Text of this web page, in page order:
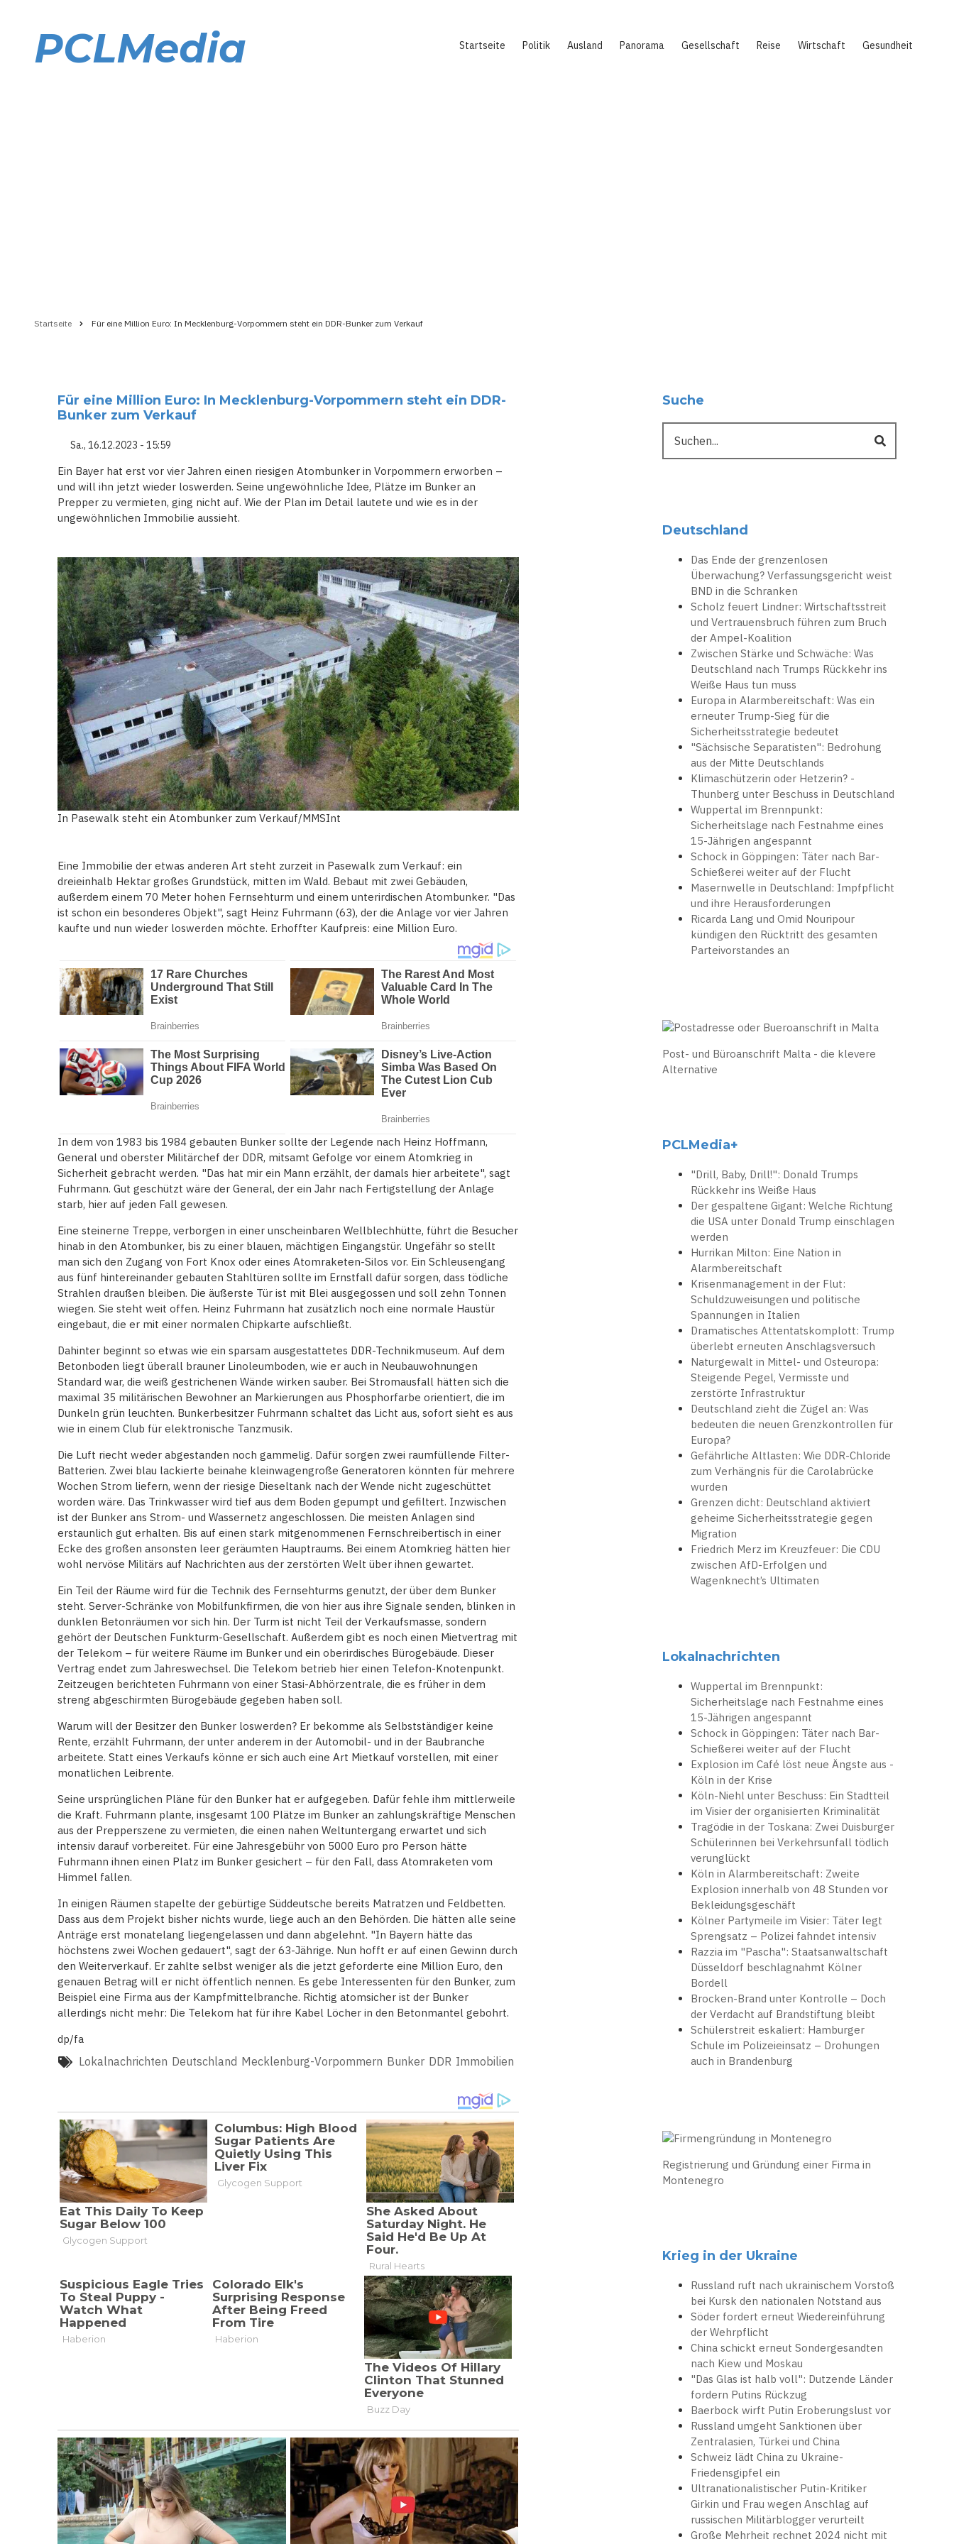
PCLMedia Startseite Politik Ausland Panorama Gesellschaft Reise Wirtschaft Gesundheit
Startseite Für eine Million Euro: In Mecklenburg-Vorpommern steht ein DDR-Bunker zum Verkauf
Für eine Million Euro: In Mecklenburg-Vorpommern steht ein DDR-
Bunker zum Verkauf
Sa., 16.12.2023 - 15:59
Ein Bayer hat erst vor vier Jahren einen riesigen Atombunker in Vorpommern erworben –
und will ihn jetzt wieder loswerden. Seine ungewöhnliche Idee, Plätze im Bunker an
Prepper zu vermieten, ging nicht auf. Wie der Plan im Detail lautete und wie es in der
ungewöhnlichen Immobilie aussieht.
In Pasewalk steht ein Atombunker zum Verkauf/MMSInt
Eine Immobilie der etwas anderen Art steht zurzeit in Pasewalk zum Verkauf: ein
dreieinhalb Hektar großes Grundstück, mitten im Wald. Bebaut mit zwei Gebäuden,
außerdem einem 70 Meter hohen Fernsehturm und einem unterirdischen Atombunker. "Das
ist schon ein besonderes Objekt", sagt Heinz Fuhrmann (63), der die Anlage vor vier Jahren
kaufte und nun wieder loswerden möchte. Erhoffter Kaufpreis: eine Million Euro.
In dem von 1983 bis 1984 gebauten Bunker sollte der Legende nach Heinz Hoffmann,
General und oberster Militärchef der DDR, mitsamt Gefolge vor einem Atomkrieg in
Sicherheit gebracht werden. "Das hat mir ein Mann erzählt, der damals hier arbeitete", sagt
Fuhrmann. Gut geschützt wäre der General, der ein Jahr nach Fertigstellung der Anlage
starb, hier auf jeden Fall gewesen.
Eine steinerne Treppe, verborgen in einer unscheinbaren Wellblechhütte, führt die Besucher
hinab in den Atombunker, bis zu einer blauen, mächtigen Eingangstür. Ungefähr so stellt
man sich den Zugang von Fort Knox oder eines Atomraketen-Silos vor. Ein Schleusengang
aus fünf hintereinander gebauten Stahltüren sollte im Ernstfall dafür sorgen, dass tödliche
Strahlen draußen bleiben. Die äußerste Tür ist mit Blei ausgegossen und soll zehn Tonnen
wiegen. Sie steht weit offen. Heinz Fuhrmann hat zusätzlich noch eine normale Haustür
eingebaut, die er mit einer normalen Chipkarte aufschließt.
Dahinter beginnt so etwas wie ein sparsam ausgestattetes DDR-Technikmuseum. Auf dem
Betonboden liegt überall brauner Linoleumboden, wie er auch in Neubauwohnungen
Standard war, die weiß gestrichenen Wände wirken sauber. Bei Stromausfall hätten sich die
maximal 35 militärischen Bewohner an Markierungen aus Phosphorfarbe orientiert, die im
Dunkeln grün leuchten. Bunkerbesitzer Fuhrmann schaltet das Licht aus, sofort sieht es aus
wie in einem Club für elektronische Tanzmusik.
Die Luft riecht weder abgestanden noch gammelig. Dafür sorgen zwei raumfüllende Filter-
Batterien. Zwei blau lackierte beinahe kleinwagengroße Generatoren könnten für mehrere
Wochen Strom liefern, wenn der riesige Dieseltank nach der Wende nicht zugeschüttet
worden wäre. Das Trinkwasser wird tief aus dem Boden gepumpt und gefiltert. Inzwischen
ist der Bunker ans Strom- und Wassernetz angeschlossen. Die meisten Anlagen sind
erstaunlich gut erhalten. Bis auf einen stark mitgenommenen Fernschreibertisch in einer
Ecke des großen ansonsten leer geräumten Hauptraums. Bei einem Atomkrieg hätten hier
wohl nervöse Militärs auf Nachrichten aus der zerstörten Welt über ihnen gewartet.
Ein Teil der Räume wird für die Technik des Fernsehturms genutzt, der über dem Bunker
steht. Server-Schränke von Mobilfunkfirmen, die von hier aus ihre Signale senden, blinken in
dunklen Betonräumen vor sich hin. Der Turm ist nicht Teil der Verkaufsmasse, sondern
gehört der Deutschen Funkturm-Gesellschaft. Außerdem gibt es noch einen Mietvertrag mit
der Telekom – für weitere Räume im Bunker und ein oberirdisches Bürogebäude. Dieser
Vertrag endet zum Jahreswechsel. Die Telekom betrieb hier einen Telefon-Knotenpunkt.
Zeitzeugen berichteten Fuhrmann von einer Stasi-Abhörzentrale, die es früher in dem
streng abgeschirmten Bürogebäude gegeben haben soll.
Warum will der Besitzer den Bunker loswerden? Er bekomme als Selbstständiger keine
Rente, erzählt Fuhrmann, der unter anderem in der Automobil- und in der Baubranche
arbeitete. Statt eines Verkaufs könne er sich auch eine Art Mietkauf vorstellen, mit einer
monatlichen Leibrente.
Seine ursprünglichen Pläne für den Bunker hat er aufgegeben. Dafür fehle ihm mittlerweile
die Kraft. Fuhrmann plante, insgesamt 100 Plätze im Bunker an zahlungskräftige Menschen
aus der Prepperszene zu vermieten, die einen nahen Weltuntergang erwartet und sich
intensiv darauf vorbereitet. Für eine Jahresgebühr von 5000 Euro pro Person hätte
Fuhrmann ihnen einen Platz im Bunker gesichert – für den Fall, dass Atomraketen vom
Himmel fallen.
In einigen Räumen stapelte der gebürtige Süddeutsche bereits Matratzen und Feldbetten.
Dass aus dem Projekt bisher nichts wurde, liege auch an den Behörden. Die hätten alle seine
Anträge erst monatelang liegengelassen und dann abgelehnt. "In Bayern hätte das
höchstens zwei Wochen gedauert", sagt der 63-Jährige. Nun hofft er auf einen Gewinn durch
den Weiterverkauf. Er zahlte selbst weniger als die jetzt geforderte eine Million Euro, den
genauen Betrag will er nicht öffentlich nennen. Es gebe Interessenten für den Bunker, zum
Beispiel eine Firma aus der Kampfmittelbranche. Richtig atomsicher ist der Bunker
allerdings nicht mehr: Die Telekom hat für ihre Kabel Löcher in den Betonmantel gebohrt.
dp/fa
Lokalnachrichten Deutschland Mecklenburg-Vorpommern Bunker DDR Immobilien
Suche
Deutschland
Das Ende der grenzenlosen
Überwachung? Verfassungsgericht weist
BND in die Schranken
Scholz feuert Lindner: Wirtschaftsstreit
und Vertrauensbruch führen zum Bruch
der Ampel-Koalition
Zwischen Stärke und Schwäche: Was
Deutschland nach Trumps Rückkehr ins
Weiße Haus tun muss
Europa in Alarmbereitschaft: Was ein
erneuter Trump-Sieg für die
Sicherheitsstrategie bedeutet
"Sächsische Separatisten": Bedrohung
aus der Mitte Deutschlands
Klimaschützerin oder Hetzerin? -
Thunberg unter Beschuss in Deutschland
Wuppertal im Brennpunkt:
Sicherheitslage nach Festnahme eines
15-Jährigen angespannt
Schock in Göppingen: Täter nach Bar-
Schießerei weiter auf der Flucht
Masernwelle in Deutschland: Impfpflicht
und ihre Herausforderungen
Ricarda Lang und Omid Nouripour
kündigen den Rücktritt des gesamten
Parteivorstandes an
Post- und Büroanschrift Malta - die klevere
Alternative
PCLMedia+
"Drill, Baby, Drill!": Donald Trumps
Rückkehr ins Weiße Haus
Der gespaltene Gigant: Welche Richtung
die USA unter Donald Trump einschlagen
werden
Hurrikan Milton: Eine Nation in
Alarmbereitschaft
Krisenmanagement in der Flut:
Schuldzuweisungen und politische
Spannungen in Italien
Dramatisches Attentatskomplott: Trump
überlebt erneuten Anschlagsversuch
Naturgewalt in Mittel- und Osteuropa:
Steigende Pegel, Vermisste und
zerstörte Infrastruktur
Deutschland zieht die Zügel an: Was
bedeuten die neuen Grenzkontrollen für
Europa?
Gefährliche Altlasten: Wie DDR-Chloride
zum Verhängnis für die Carolabrücke
wurden
Grenzen dicht: Deutschland aktiviert
geheime Sicherheitsstrategie gegen
Migration
Friedrich Merz im Kreuzfeuer: Die CDU
zwischen AfD-Erfolgen und
Wagenknecht’s Ultimaten
Lokalnachrichten
Wuppertal im Brennpunkt:
Sicherheitslage nach Festnahme eines
15-Jährigen angespannt
Schock in Göppingen: Täter nach Bar-
Schießerei weiter auf der Flucht
Explosion im Café löst neue Ängste aus -
Köln in der Krise
Köln-Niehl unter Beschuss: Ein Stadtteil
im Visier der organisierten Kriminalität
Tragödie in der Toskana: Zwei Duisburger
Schülerinnen bei Verkehrsunfall tödlich
verunglückt
Köln in Alarmbereitschaft: Zweite
Explosion innerhalb von 48 Stunden vor
Bekleidungsgeschäft
Kölner Partymeile im Visier: Täter legt
Sprengsatz – Polizei fahndet intensiv
Razzia im "Pascha": Staatsanwaltschaft
Düsseldorf beschlagnahmt Kölner
Bordell
Brocken-Brand unter Kontrolle – Doch
der Verdacht auf Brandstiftung bleibt
Schülerstreit eskaliert: Hamburger
Schule im Polizeieinsatz – Drohungen
auch in Brandenburg
Registrierung und Gründung einer Firma in
Montenegro
Krieg in der Ukraine
Russland ruft nach ukrainischem Vorstoß
bei Kursk den nationalen Notstand aus
Söder fordert erneut Wiedereinführung
der Wehrpflicht
China schickt erneut Sondergesandten
nach Kiew und Moskau
"Das Glas ist halb voll": Dutzende Länder
fordern Putins Rückzug
Baerbock wirft Putin Eroberungslust vor
Russland umgeht Sanktionen über
Zentralasien, Türkei und China
Schweiz lädt China zu Ukraine-
Friedensgipfel ein
Ultranationalistischer Putin-Kritiker
Girkin und Frau wegen Anschlag auf
russischen Militärblogger verurteilt
Große Mehrheit rechnet 2024 nicht mit